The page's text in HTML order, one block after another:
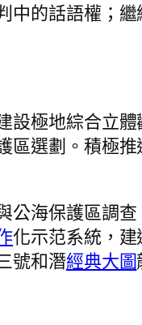
中的話語權；
設極地綜合立
區選劃。積極
公海保護區調
化示范系統，
號和潛經典大圖